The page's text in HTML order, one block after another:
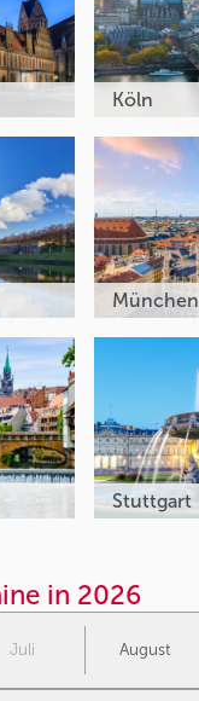
Köln
München
Stuttgart
in 2026
Juli August